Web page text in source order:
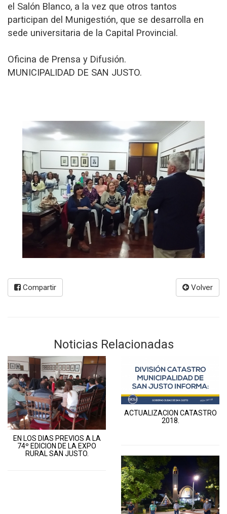
el Salón Blanco, a la vez que otros tantos
participan del Munigestión, que se desarrolla en
sede universitaria de la Capital Provincial.
Oficina de Prensa y Difusión.
MUNICIPALIDAD DE SAN JUSTO.
Compartir Volver
Noticias Relacionadas
EN LOS DIAS PREVIOS A LA
74º EDICION DE LA EXPO
RURAL SAN JUSTO.
ACTUALIZACION CATASTRO
2018.